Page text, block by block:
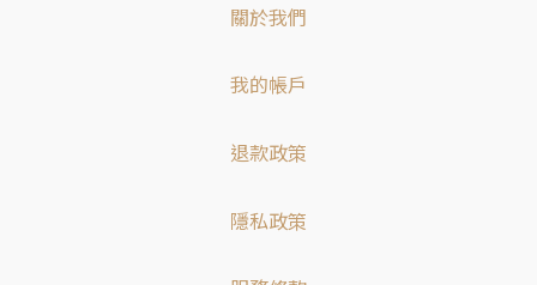
關於我們
我的帳戶
退款政策
隱私政策